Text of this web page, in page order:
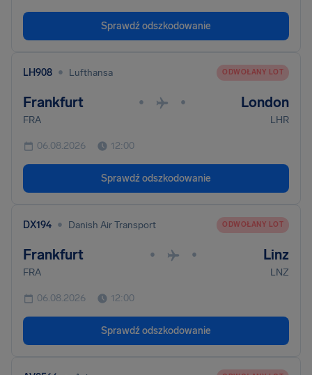
Sprawdź odszkodowanie
LH908 • Lufthansa ODWOŁANY LOT
Frankfurt • • London
FRA LHR
06.08.2026 12:00
Sprawdź odszkodowanie
DX194 • Danish Air Transport ODWOŁANY LOT
Frankfurt • • Linz
FRA LNZ
06.08.2026 12:00
Sprawdź odszkodowanie